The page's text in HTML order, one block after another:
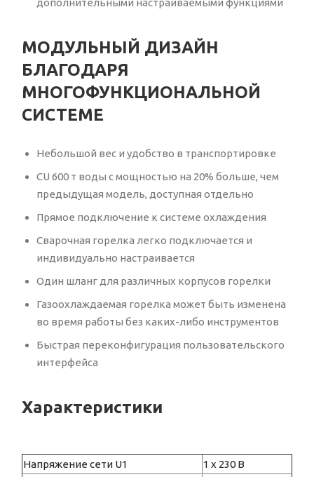
дополнительными настраиваемыми функциями
МОДУЛЬНЫЙ ДИЗАЙН
БЛАГОДАРЯ
МНОГОФУНКЦИОНАЛЬНОЙ
СИСТЕМЕ
Небольшой вес и удобство в транспортировке
CU 600 т воды с мощностью на 20% больше, чем
предыдущая модель, доступная отдельно
Прямое подключение к системе охлаждения
Сварочная горелка легко подключается и
индивидуально настраивается
Один шланг для различных корпусов горелки
Газоохлаждаемая горелка может быть изменена
во время работы без каких-либо инструментов
Быстрая переконфигурация пользовательского
интерфейса
Характеристики
Напряжение сети U1
1 х 230 В